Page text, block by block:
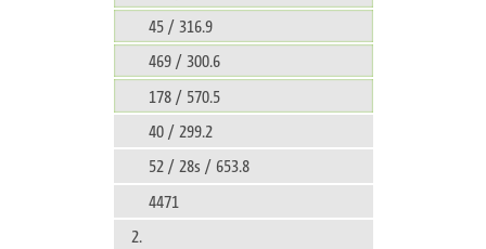
45 / 316.9
469 / 300.6
178 / 570.5
40 / 299.2
52 / 28s / 653.8
4471
2.